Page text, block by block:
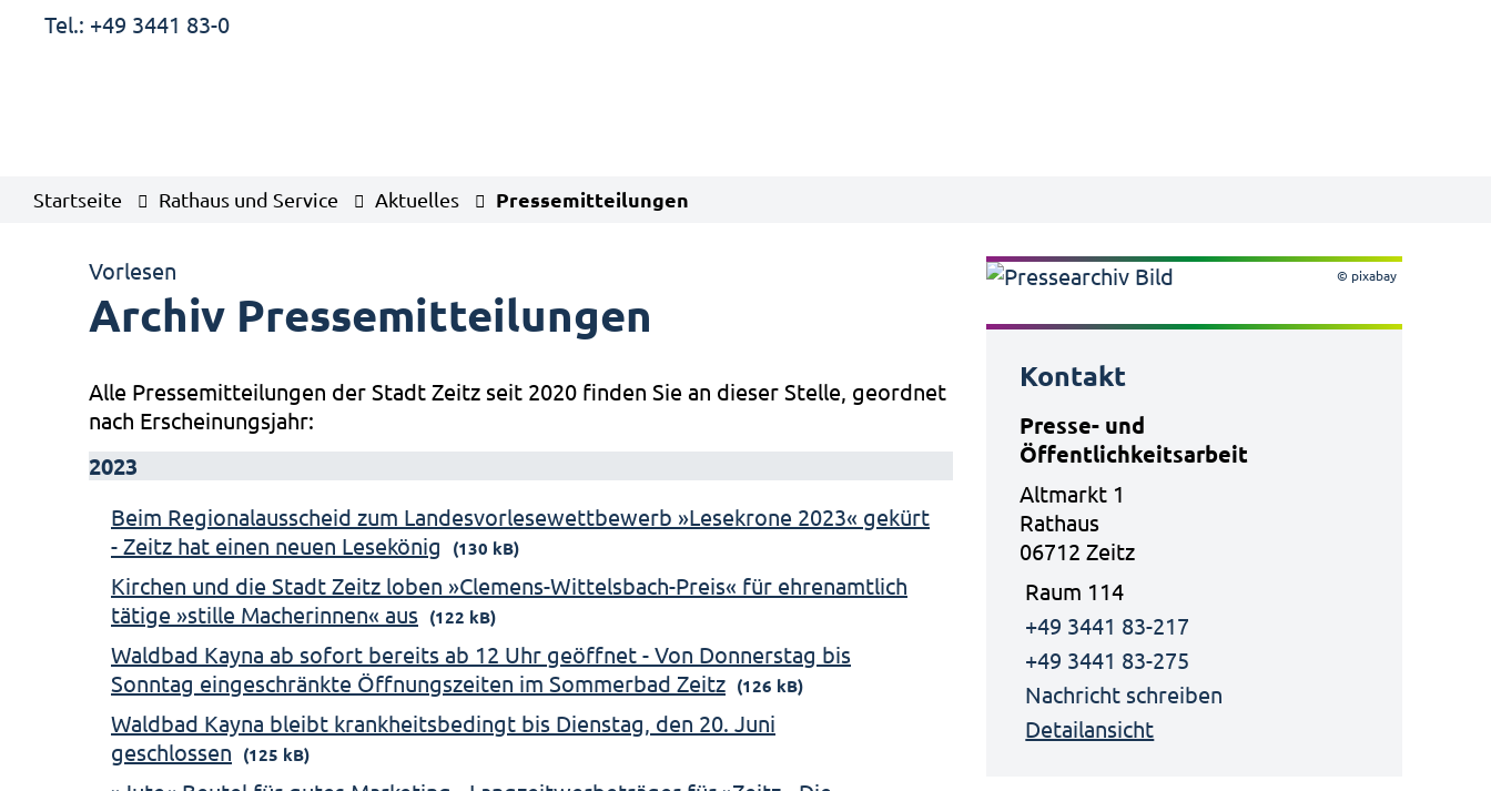
Tel.: +49 3441 83-0
Startseite Rathaus und Service Aktuelles Pressemitteilungen
Vorlesen
Archiv Pressemitteilungen
Alle Pressemitteilungen der Stadt Zeitz seit 2020 finden Sie an dieser Stelle, geordnet
nach Erscheinungsjahr:
2023
Beim Regionalausscheid zum Landesvorlesewettbewerb »Lesekrone 2023« gekürt
- Zeitz hat einen neuen Lesekönig
(130 kB)
Kirchen und die Stadt Zeitz loben »Clemens-Wittelsbach-Preis« für ehrenamtlich
tätige »stille Macherinnen« aus (122 kB)
Waldbad Kayna ab sofort bereits ab 12 Uhr geöffnet - Von Donnerstag bis
Sonntag eingeschränkte Öffnungszeiten im Sommerbad Zeitz (126 kB)
Waldbad Kayna bleibt krankheitsbedingt bis Dienstag, den 20. Juni
geschlossen (125 kB)
© pixabay
Kontakt
Presse- und
Öffentlichkeitsarbeit
Altmarkt 1
Rathaus
06712 Zeitz
Raum 114
+49 3441 83-217
+49 3441 83-275
Nachricht schreiben
Detailansicht